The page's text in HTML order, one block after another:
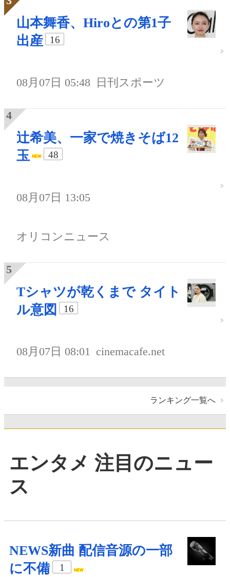
山本舞香、Hiroとの第1子
出産
16
08月07日 05:48 日刊スポーツ
辻希美、一家で焼きそば12
玉
48
08月07日 13:05
オリコンニュース
Tシャツが乾くまで タイト
ル意図
16
08月07日 08:01 cinemacafe.net
ランキング一覧へ
エンタメ 注目のニュー
ス
NEWS新曲 配信音源の一部
に不備
1